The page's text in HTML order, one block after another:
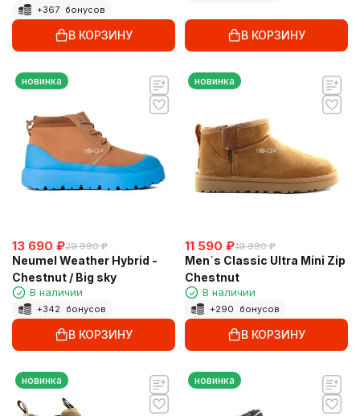
+367 бонусов
В КОРЗИНУ В КОРЗИНУ
новинка
13 690 ₽29 990 ₽
Neumel Weather Hybrid -
Chestnut / Big sky
В наличии
+342 бонусов
В КОРЗИНУ
новинка
11 590 ₽19 990 ₽
Men`s Classic Ultra Mini Zip
Chestnut
В наличии
+290 бонусов
В КОРЗИНУ
новинка новинка